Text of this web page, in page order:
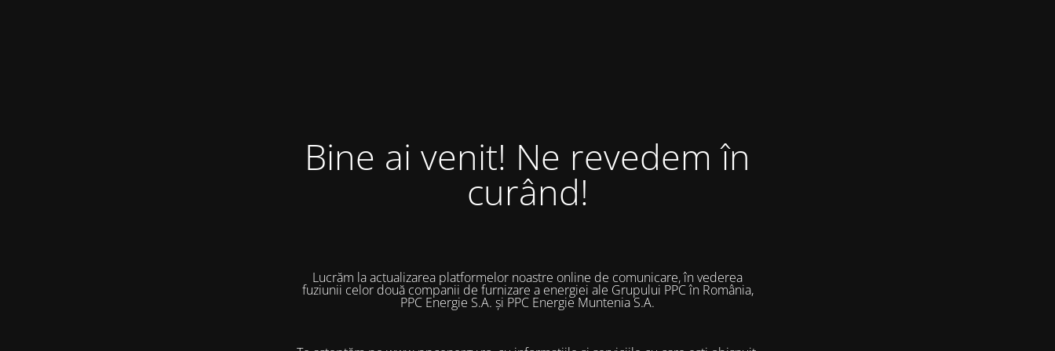
Bine ai venit! Ne revedem în
curând!
Lucrăm la actualizarea platformelor noastre online de comunicare, în vederea
fuziunii celor două companii de furnizare a energiei ale Grupului PPC în România,
PPC Energie S.A. și PPC Energie Muntenia S.A.